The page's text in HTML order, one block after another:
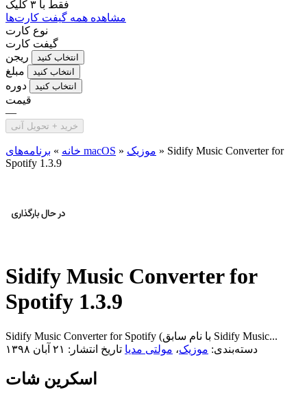
فقط با ۳ کلیک
مشاهده همه گیفت کارت‌ها
نوع کارت
گیفت کارت
ریجن
انتخاب کنید
مبلغ انتخاب کنید
دوره انتخاب کنید
قیمت
—
خرید + تحویل آنی
خانه » برنامه‌های macOS » موزیک » Sidify Music Converter for
Spotify 1.3.9
Sidify Music Converter for
Spotify 1.3.9
Sidify Music Converter for Spotify (با نام سابق Sidify Music...
دسته‌بندی: موزیک، مولتی مدیا تاریخ انتشار: ۲۱ آبان ۱۳۹۸
اسکرین شات